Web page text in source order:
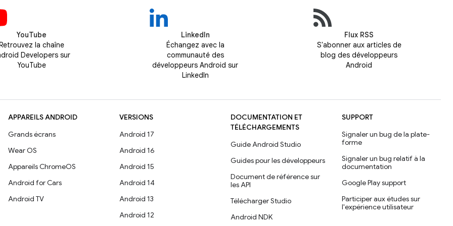
YouTube
la chaîne
Developers sur
YouTube
LinkedIn
Échangez avec la
communauté des
développeurs Android sur
LinkedIn
Flux RSS
S'abonner aux articles de
blog des développeurs
Android
APPAREILS ANDROID
Grands écrans
Wear OS
Appareils ChromeOS
Android for Cars
Android TV
VERSIONS
Android 17
Android 16
Android 15
Android 14
Android 13
Android 12
DOCUMENTATION ET
TÉLÉCHARGEMENTS
Guide Android Studio
Guides pour les développeurs
Document de référence sur
les API
Télécharger Studio
Android NDK
SUPPORT
Signaler un bug de la plate-
forme
Signaler un bug relatif à la
documentation
Google Play support
Participer aux études sur
l'expérience utilisateur